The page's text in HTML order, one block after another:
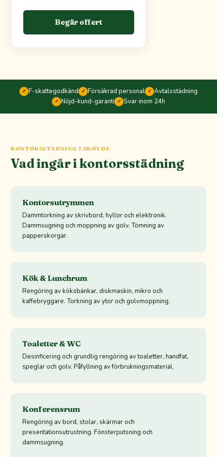
Begär offert
✓ F-skattegodkänd ✓ Försäkrad personal ✓ Avtalsstädning
✓ Nöjd-kund-garanti ✓ Svar inom 24h
KONTORSSTÄDNING I SKÖVDE
Vad ingår i kontorsstädning
Kontorsutrymmen
Dammtorkning av skrivbord, hyllor och elektronik.
Dammsugning och moppning av golv. Tömning av
papperskorgar.
Kök & Lunchrum
Rengöring av köksbänkar, diskmaskin, mikro och
kaffebryggare. Torkning av ytor och golvmoppning.
Toaletter & WC
Desinficering och grundlig rengöring av toaletter, handfat,
speglar och golv. Påfyllning av förbrukningsmaterial.
Konferensrum
Rengöring av bord, stolar, skärmar och
presentationsutrustning. Fönsterputsning och
dammsugning.